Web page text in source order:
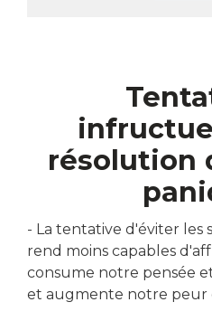
résolution
- La tentative d'éviter les
rend moins capables
consume notre pensée
et augmente notre peur